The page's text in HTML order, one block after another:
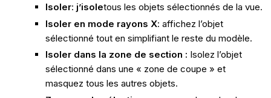
Isoler: j’isoletous les objets sélectionnés de la vue.
Isoler en mode rayons X: affichez l’objet
sélectionné tout en simplifiant le reste du modèle.
Isoler dans la zone de section : Isolez l’objet
sélectionné dans une « zone de coupe » et
masquez tous les autres objets.